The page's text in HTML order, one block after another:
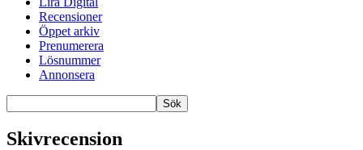
Recensioner
Öppet arkiv
Prenumerera
Lösnummer
Annonsera
Skivrecension